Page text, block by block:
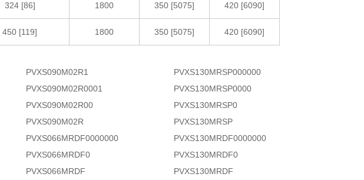
324 [86] 1800 350 [5075] 420 [6090]
450 [119] 1800 350 [5075] 420 [6090]
PVXS090M02R1
PVXS090M02R0001
PVXS090M02R00
PVXS090M02R
PVXS066MRDF0000000
PVXS066MRDF0
PVXS066MRDF
PVXS130MRSP000000
PVXS130MRSP0000
PVXS130MRSP0
PVXS130MRSP
PVXS130MRDF0000000
PVXS130MRDF0
PVXS130MRDF